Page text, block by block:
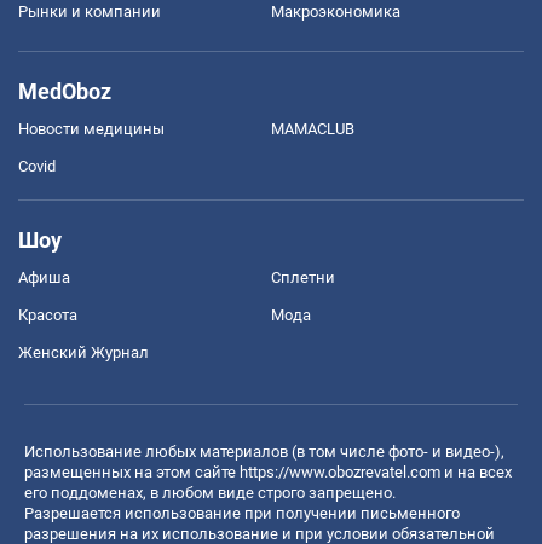
Рынки и компании Mакроэкономика
MedOboz
Новости медицины MAMACLUB
Covid
Шоу
Афиша Сплетни
Красота Мода
Женский Журнал
Использование любых материалов (в том числе фото- и видео-),
размещенных на этом сайте https://www.obozrevatel.com и на всех
его поддоменах, в любом виде строго запрещено.
Разрешается использование при получении письменного
разрешения на их использование и при условии обязательной